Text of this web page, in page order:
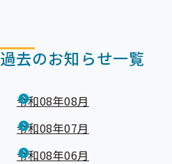
過去のお知らせ一覧
令和08年08月
令和08年07月
令和08年06月